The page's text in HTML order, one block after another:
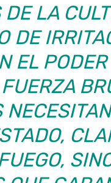
LA
DE
EL